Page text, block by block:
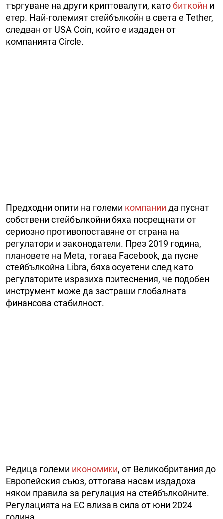
търгуване на други криптовалути, катобиткойн и
етер. Най-големият стейбълкойн в света е Tether,
следван от USA Coin, който е издаден от
компанията Circle.
Предходни опити на големи компании да пуснат
собствени стейбълкойни бяха посрещнати от
сериозно противопоставяне от страна на
регулатори и законодатели. През 2019 година,
плановете на Meta, тогава Facebook, да пусне
стейбълкойна Libra, бяха осуетени след като
регулаторите изразиха притеснения, че подобен
инструмент може да застраши глобалната
финансова стабилност.
Редица големи икономики, от Великобритания до
Европейския съюз, оттогава насам издадоха
някои правила за регулация на стейбълкойните.
Регулацията на ЕС влиза в сила от юни 2024
година.